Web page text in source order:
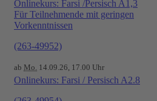
Onlinekurs: Farsi /Persisch A1,3
Für Teilnehmende mit geringen
Vorkenntnissen
(263-49952)
ab Mo. 14.09.26, 17.00 Uhr
Onlinekurs: Farsi / Persisch A2.8